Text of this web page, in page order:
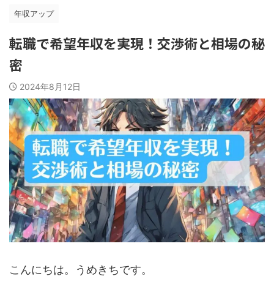
年収アップ
転職で希望年収を実現！交渉術と相場の秘
密
2024年8月12日
こんにちは。うめきちです。